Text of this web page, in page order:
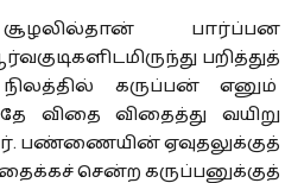
பார்ப்பன
பறித்துத்
கருப்பன் எனும்
விதை விதைத்து வயிறு
பண்ணையின் ஏவுதலுக்குத்
சென்ற கருப்பனுக்குத்